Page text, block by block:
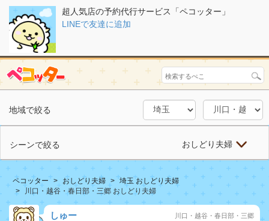
超人気店の予約代行サービス「ペコッター」
LINEで友達に追加
地域で絞る
シーンで絞る おしどり夫婦
ペコッター おしどり夫婦
埼玉 おしどり夫婦
川口・越谷・春日部・三郷 おしどり夫婦
しゅー 川口・越谷・春日部・三郷